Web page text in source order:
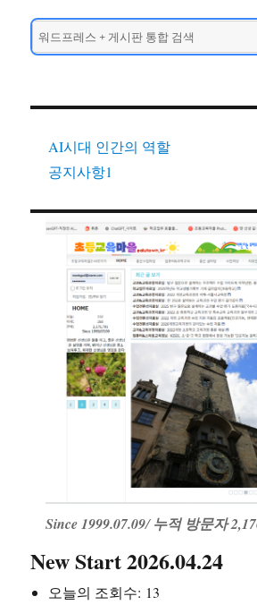
AI시대 인간의 역할
공지사항1
Since 1999.07.09/누적 방문자
New Start 2026.04.24
오늘의 조회수: 13